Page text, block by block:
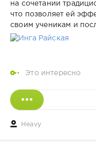
на сочетании
что позволяет ей
своим ученикам и
Это интересно
Heavy